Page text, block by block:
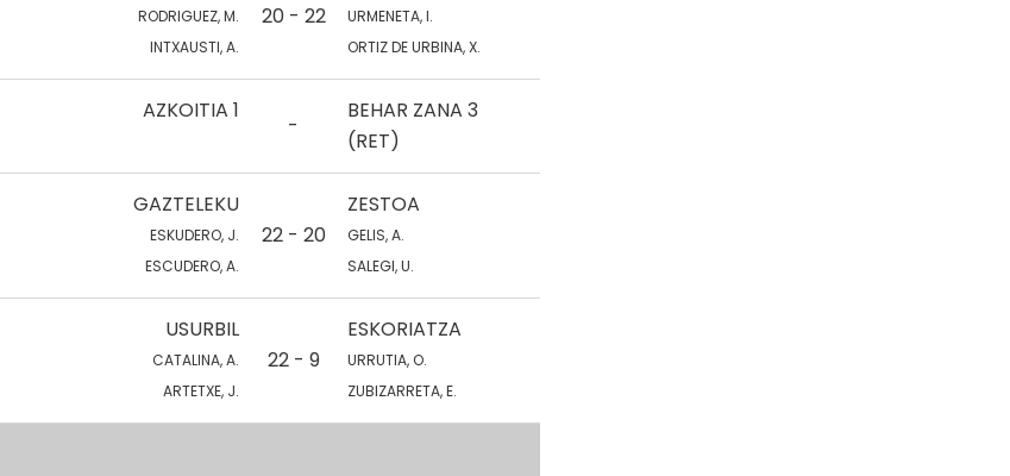
RODRIGUEZ, M.
INTXAUSTI, A.
20 - 22
URMENETA, I.
ORTIZ DE URBINA, X.
AZKOITIA 1
-
BEHAR ZANA 3
(RET)
GAZTELEKU
ESKUDERO, J.
ESCUDERO, A.
22 - 20
ZESTOA
GELIS, A.
SALEGI, U.
USURBIL
CATALINA, A.
ARTETXE, J.
22 - 9
ESKORIATZA
URRUTIA, O.
ZUBIZARRETA, E.